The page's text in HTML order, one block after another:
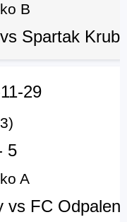
B
Spartak
29
5
A
vs FC Odpaleni